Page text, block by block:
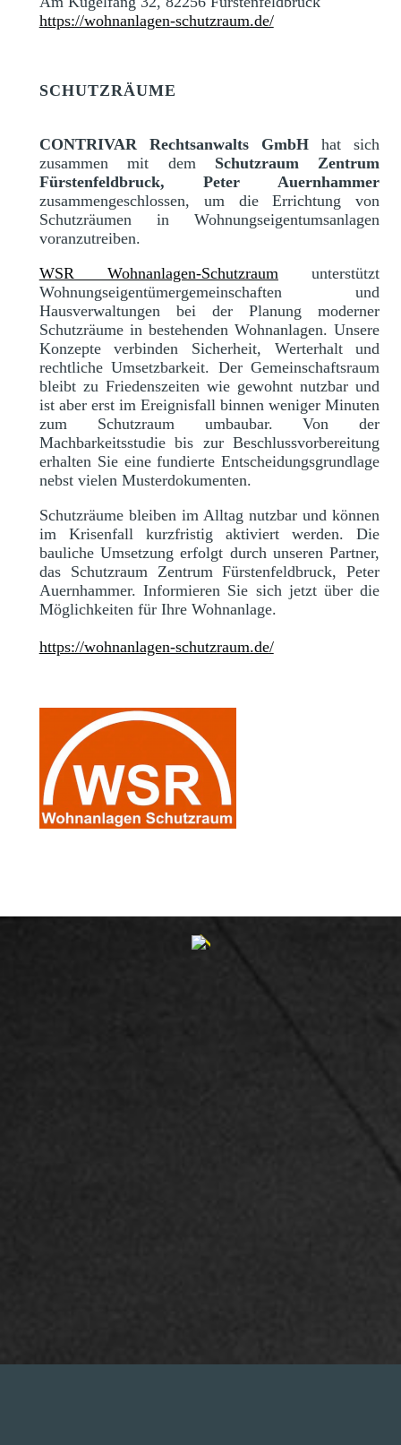
https://wohnanlagen-schutzraum.de/
SCHUTZRÄUME
CONTRIVAR Rechtsanwalts GmbH hat sich
zusammen mit dem Schutzraum Zentrum
Fürstenfeldbruck, Peter Auernhammer
zusammengeschlossen, um die Errichtung von
Schutzräumen in Wohnungseigentumsanlagen
voranzutreiben.
WSR Wohnanlagen-Schutzraum unterstützt
Wohnungseigentümergemeinschaften und
Hausverwaltungen bei der Planung moderner
Schutzräume in bestehenden Wohnanlagen. Unsere
Konzepte verbinden Sicherheit, Werterhalt und
rechtliche Umsetzbarkeit. Der Gemeinschaftsraum
bleibt zu Friedenszeiten wie gewohnt nutzbar und
ist aber erst im Ereignisfall binnen weniger Minuten
zum Schutzraum umbaubar. Von der
Machbarkeitsstudie bis zur Beschlussvorbereitung
erhalten Sie eine fundierte Entscheidungsgrundlage
nebst vielen Musterdokumenten.
Schutzräume bleiben im Alltag nutzbar und können
im Krisenfall kurzfristig aktiviert werden. Die
bauliche Umsetzung erfolgt durch unseren Partner,
das Schutzraum Zentrum Fürstenfeldbruck, Peter
Auernhammer. Informieren Sie sich jetzt über die
Möglichkeiten für Ihre Wohnanlage.
https://wohnanlagen-schutzraum.de/